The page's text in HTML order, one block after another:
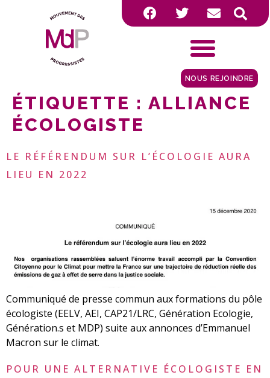
NOUS REJOINDRE
ÉTIQUETTE : ALLIANCE
ÉCOLOGISTE
LE RÉFÉRENDUM SUR L’ÉCOLOGIE AURA
LIEU EN 2022
Communiqué de presse commun aux formations du pôle
écologiste (EELV, AEI, CAP21/LRC, Génération Ecologie,
Génération.s et MDP) suite aux annonces d’Emmanuel
Macron sur le climat.
POUR UNE ALTERNATIVE ÉCOLOGISTE EN